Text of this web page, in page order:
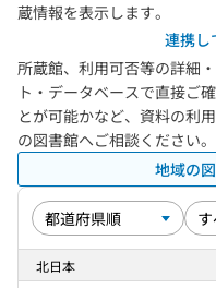
蔵情報を表示します。
連携し
所蔵館、利用可否等の詳細
ト・データベースで直接ご
とが可能かなど、資料の利
の図書館へご相談ください
地域の
北日本